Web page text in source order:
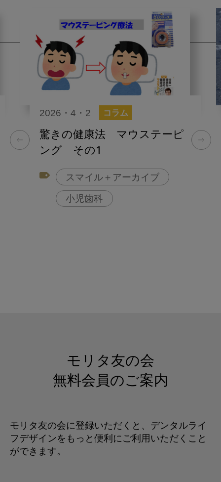
2026・4・2 コラム
驚きの健康法 マウステーピ
ング その1
スマイル＋アーカイブ
小児歯科
モリタ友の会
無料会員のご案内
モリタ友の会に登録いただくと、デンタルライ
フデザインをもっと便利にご利用いただくこと
ができます。